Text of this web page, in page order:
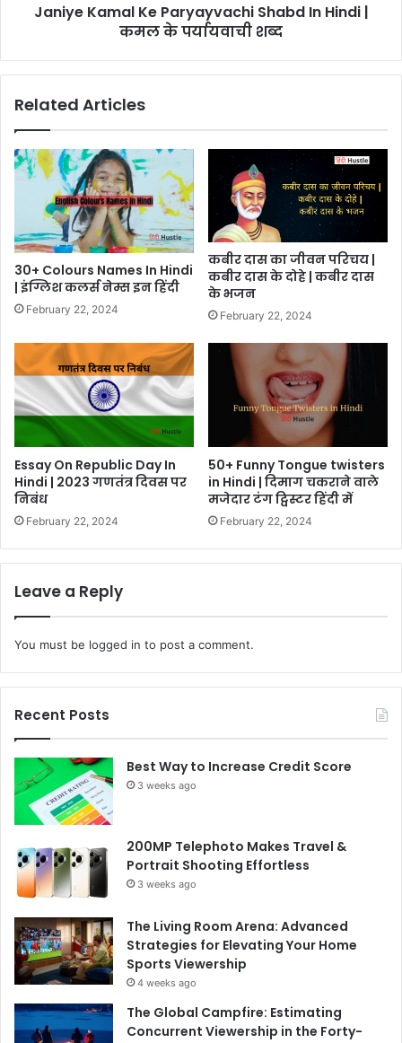
Janiye Kamal Ke Paryayvachi Shabd In Hindi |
कमल के पर्यायवाची शब्द
Related Articles
30+ Colours Names In Hindi
| इंग्लिश कलर्स नेम्स इन हिंदी
February 22, 2024
कबीर दास का जीवन परिचय |
कबीर दास के दोहे | कबीर दास
के भजन
February 22, 2024
Essay On Republic Day In
Hindi | 2023 गणतंत्र दिवस पर
निबंध
February 22, 2024
50+ Funny Tongue twisters
in Hindi | दिमाग चकराने वाले
मजेदार टंग ट्विस्टर हिंदी में
February 22, 2024
Leave a Reply
You must be logged in to post a comment.
Recent Posts
Best Way to Increase Credit Score
3 weeks ago
200MP Telephoto Makes Travel &
Portrait Shooting Effortless
3 weeks ago
The Living Room Arena: Advanced
Strategies for Elevating Your Home
Sports Viewership
4 weeks ago
The Global Campfire: Estimating
Concurrent Viewership in the Forty-